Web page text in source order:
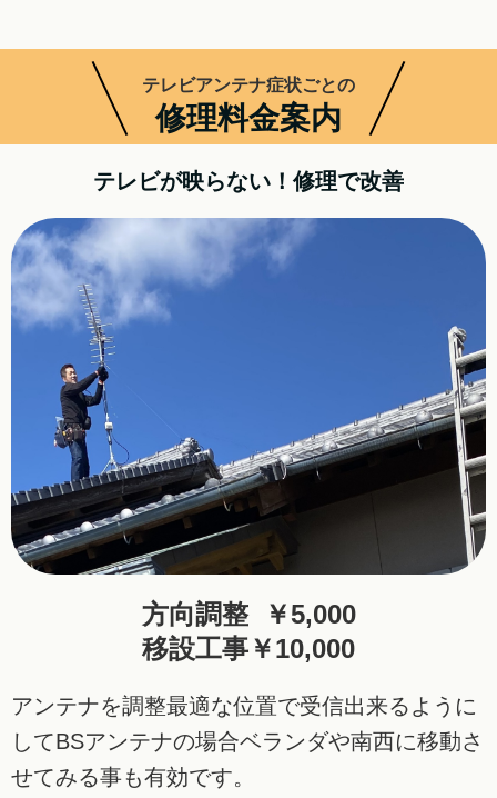
テレビアンテナ症状ごとの
修理料金案内
テレビが映らない！修理で改善
方向調整 ￥5,000
移設工事￥10,000
アンテナを調整最適な位置で受信出来るように
してBSアンテナの場合ベランダや南西に移動さ
せてみる事も有効です。